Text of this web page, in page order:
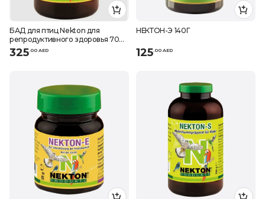
БАД для птиц Nekton для
репродуктивного здоровья 700
г
325.00 AED
НЕКТОН-Э 140Г
125.00 AED